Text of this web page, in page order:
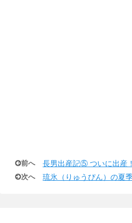
前へ 長男出産記⑤ ついに出産！
次へ 琉氷（りゅうぴん）の夏